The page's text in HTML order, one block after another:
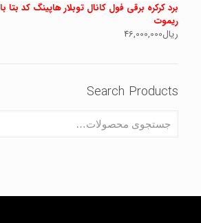
ریموت
ریال46,000,000
Search Products